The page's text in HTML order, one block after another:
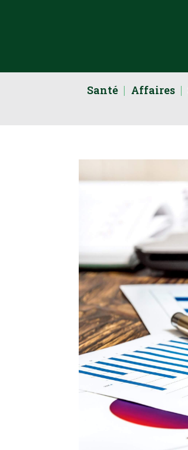
Santé Affaires